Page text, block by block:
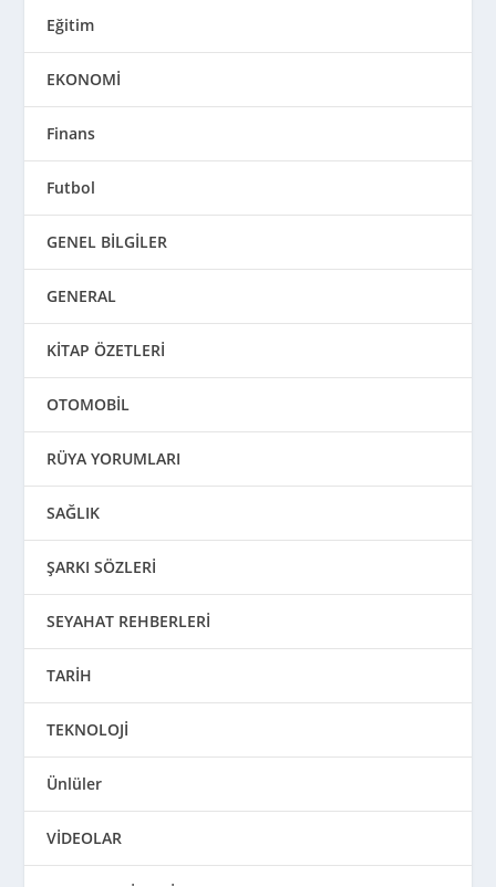
Eğitim
EKONOMİ
Finans
Futbol
GENEL BİLGİLER
GENERAL
KİTAP ÖZETLERİ
OTOMOBİL
RÜYA YORUMLARI
SAĞLIK
ŞARKI SÖZLERİ
SEYAHAT REHBERLERİ
TARİH
TEKNOLOJİ
Ünlüler
VİDEOLAR